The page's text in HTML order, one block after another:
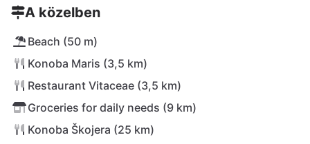
A közelben
Beach (50 m)
Konoba Maris (3,5 km)
Restaurant Vitaceae (3,5 km)
Groceries for daily needs (9 km)
Konoba Škojera (25 km)